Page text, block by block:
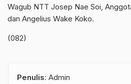
Wagub NTT Josep Nae Soi,
dan Angelius Wake Koko.
(082)
Penulis: Admin